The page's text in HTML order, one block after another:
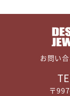
お問い
〒